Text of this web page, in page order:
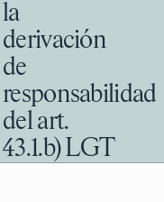
la
derivación
de
responsabilidad
del art.
43.1.b) LGT